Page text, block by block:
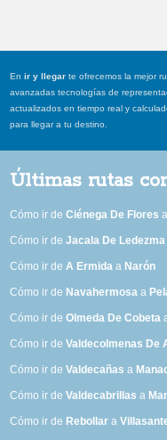
Enir y llegar te ofrecemos la mejor
avanzadas tecnologías de
actualizados en tiempo real y
para llegar a tu destino.
Últimas rutas
Cómo ir deCiénega De Flores
Cómo ir deJacala De Ledezma
Cómo ir deA Ermida a Narón
Cómo ir de Navahermosa a
Cómo ir deOlmeda De Cobeta
Cómo ir deValdecolmenas De
Cómo ir deValdecañas a
Cómo ir deValdecabrillas a
Cómo ir de Rebollar a